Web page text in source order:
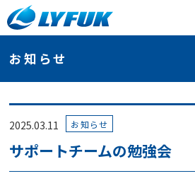
お知らせ
2025.03.11 お知らせ
サポートチームの勉強会